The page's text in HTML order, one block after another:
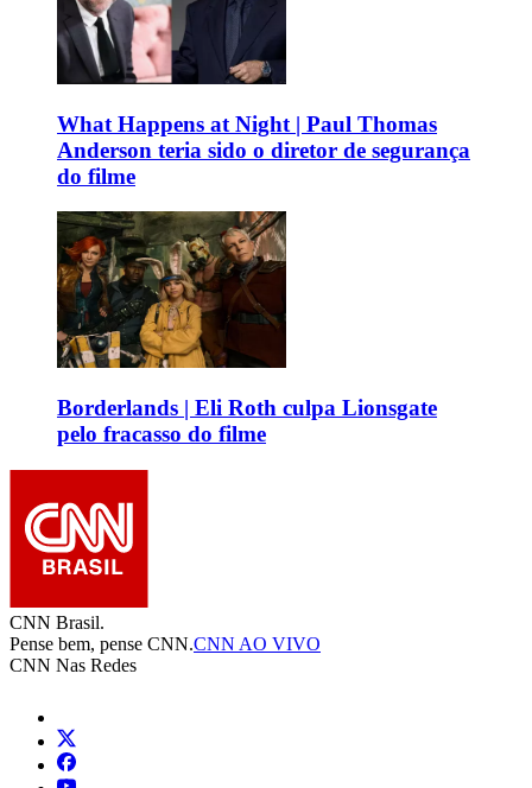
What Happens at Night | Paul Thomas
Anderson teria sido o diretor de segurança
do filme
Borderlands | Eli Roth culpa Lionsgate
pelo fracasso do filme
CNN Brasil.
Pense bem, pense CNN.CNN AO VIVO
CNN Nas Redes